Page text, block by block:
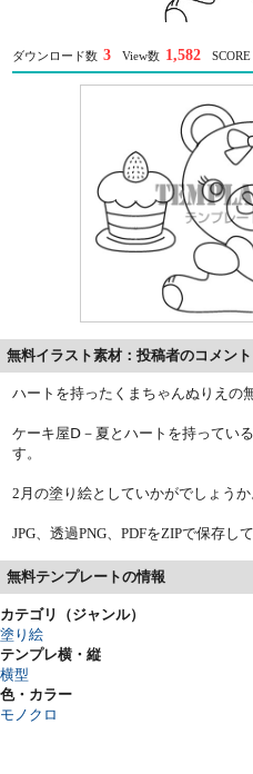
ダウンロード数 3 View数 1,582 SCORE
無料イラスト素材：投稿者のコメント
ハートを持ったくまちゃんぬりえの
ケーキ屋Ⅾ－夏とハートを持ってい
す。
2月の塗り絵としていかがでしょうか
JPG、透過PNG、PDFをZIPで保存し
無料テンプレートの情報
カテゴリ（ジャンル）
塗り絵
テンプレ横・縦
横型
色・カラー
モノクロ